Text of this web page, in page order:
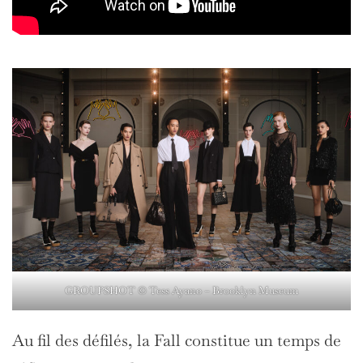
GROUPSHOT © Tess Ayano – Brooklyn Museum
Au fil des défilés, la Fall constitue un temps de